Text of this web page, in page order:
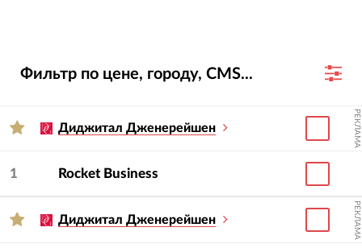
Фильтр по цене, городу, CMS...
Диджитал Дженерейшен РЕКЛАМА
1 Rocket Business
Диджитал Дженерейшен РЕКЛАМА